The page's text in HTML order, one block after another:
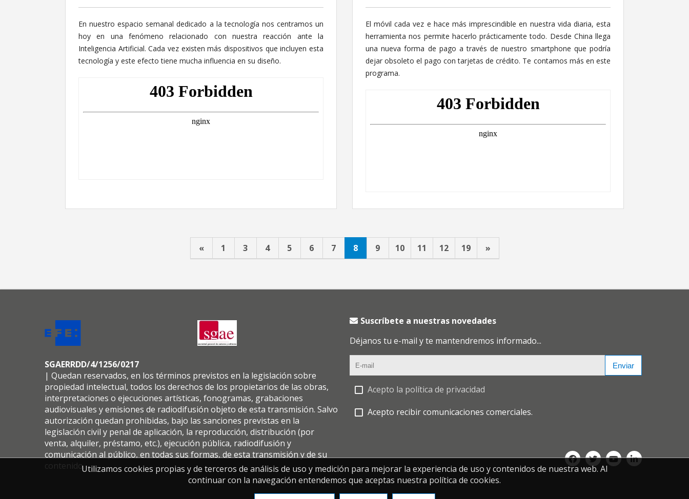
En nuestro espacio semanal dedicado a la tecnología nos centramos un
hoy en una fenómeno relacionado con nuestra reacción ante la
Inteligencia Artificial. Cada vez existen más dispositivos que incluyen esta
tecnología y este efecto tiene mucha influencia en su diseño.
El móvil cada vez e hace más imprescindible en nuestra vida diaria, esta
herramienta nos permite hacerlo prácticamente todo. Desde China llega
una nueva forma de pago a través de nuestro smartphone que podría
dejar obsoleto el pago con tarjetas de crédito. Te contamos más en este
programa.
« 1 3 4 5 6 7 8 9 10 11 12 19 »
SGAERRDD/4/1256/0217
| Quedan reservados, en los términos previstos en la legislación sobre
propiedad intelectual, todos los derechos de los propietarios de las obras,
interpretaciones o ejecuciones artísticas, fonogramas, grabaciones
audiovisuales y emisiones de radiodifusión objeto de esta transmisión. Salvo
autorización quedan prohibidas, bajo las sanciones previstas en la
legislación civil y penal de aplicación, la reproducción, distribución (por
venta, alquiler, préstamo, etc.), ejecución pública, radiodifusión y
comunicación al público, en todas sus formas, de esta transmisión y de su
contenido.
Suscríbete a nuestras novedades
Déjanos tu e-mail y te mantendremos informado...
Enviar
Acepto la política de privacidad
Acepto recibir comunicaciones comerciales.
Utilizamos cookies propias y de terceros de análisis de uso y medición para mejorar la experiencia de uso y contenidos de nuestra web. Al
continuar con la navegación entendemos que aceptas nuestra política de cookies.